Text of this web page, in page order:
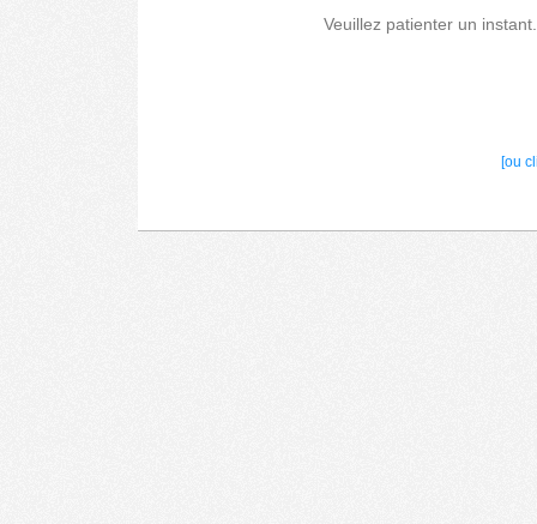
Veuillez patienter un
[ou